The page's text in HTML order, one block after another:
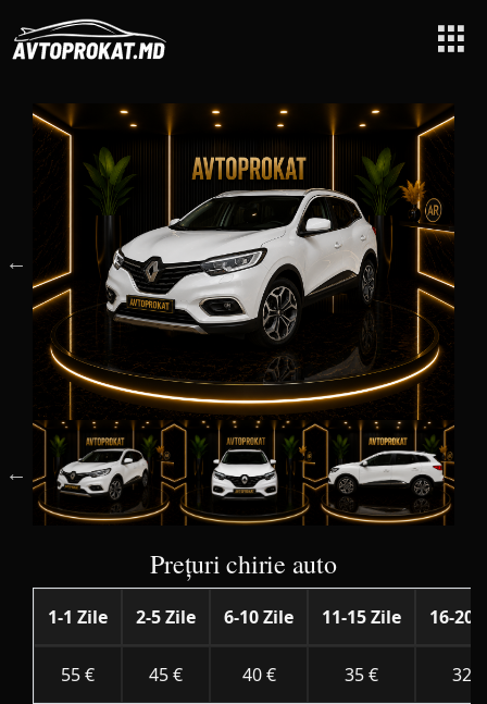
Acasă / Renault Kadjar
Prețuri chirie auto
1-1 Zile 2-5 Zile 6-10 Zile 11-15 Zile 16-20
55 € 45 € 40 € 35 € 32 €